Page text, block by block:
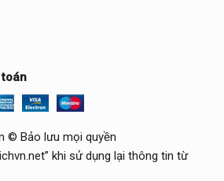
toán
© Bảo lưu mọi quyền
khi sử dụng lại thông tin từ